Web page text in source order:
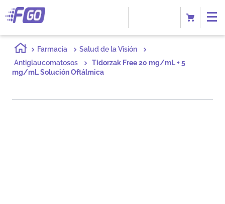
Farmacia
Salud de la Visión
Antiglaucomatosos
Tidorzak Free 20 mg/mL + 5
mg/mL Solución Oftálmica